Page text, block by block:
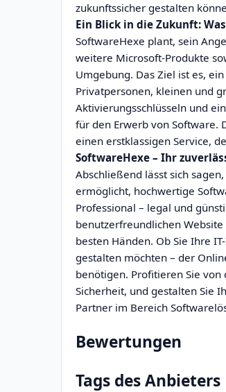
zukunftssicher gestalten
Ein Blick in die Zukunft:
SoftwareHexe plant, sein
weitere Microsoft-Produkte
Umgebung. Das Ziel ist es,
Privatpersonen, kleinen und
Aktivierungsschlüsseln und
für den Erwerb von Software.
einen erstklassigen Service,
SoftwareHexe – Ihr
Abschließend lässt sich
ermöglicht, hochwertige
Professional – legal und
benutzerfreundlichen
besten Händen. Ob Sie Ihre
gestalten möchten – der
benötigen. Profitieren Sie
Sicherheit, und gestalten Sie
Partner im Bereich
Bewertungen
Tags des Anbieters